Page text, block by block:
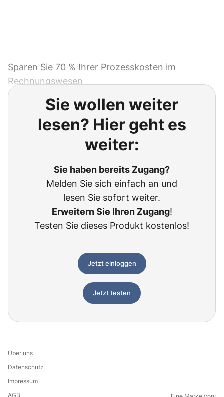
Sparen Sie 70 % Ihrer Prozesskosten im
Rechnungswesen
Sie wollen weiter
lesen? Hier geht es
weiter:
Sie haben bereits Zugang?
Melden Sie sich einfach an und
lesen Sie sofort weiter.
Erweitern Sie Ihren Zugang!
Testen Sie dieses Produkt kostenlos!
Jetzt einloggen
Jetzt testen
Über uns
Datenschutz
Impressum
AGB